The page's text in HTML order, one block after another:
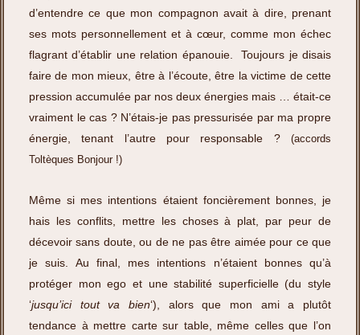
d’entendre ce que mon compagnon avait à dire, prenant
ses mots personnellement et à cœur, comme mon échec
flagrant d’établir une relation épanouie. Toujours je disais
faire de mon mieux, être à l’écoute, être la victime de cette
pression accumulée par nos deux énergies mais … était-ce
vraiment le cas ? N’étais-je pas pressurisée par ma propre
énergie, tenant l’autre pour responsable ? (accords
Toltèques Bonjour !)
Même si mes intentions étaient foncièrement bonnes, je
hais les conflits, mettre les choses à plat, par peur de
décevoir sans doute, ou de ne pas être aimée pour ce que
je suis. Au final, mes intentions n’étaient bonnes qu’à
protéger mon ego et une stabilité superficielle (du style
‘jusqu’ici tout va bien‘), alors que mon ami a plutôt
tendance à mettre carte sur table, même celles que l’on